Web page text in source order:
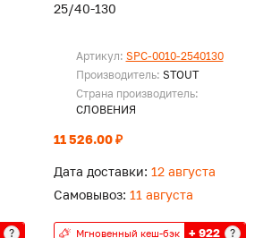
?
25/40-130
Артикул: SPC-0010-2540130
Производитель: STOUT
Страна производитель:
СЛОВЕНИЯ
11 526.00 ₽
Дата доставки: 12 августа
Самовывоз: 11 августа
Мгновенный кеш-бэк + 922 ?